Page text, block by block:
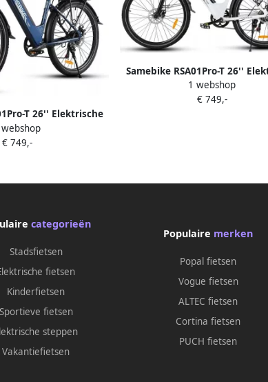
T 26'' Elektrische
90km Bereik 250W
o Dubbel Geveerd
€ 749,-
Samebike RSA01Pro-T 26''
Fiets – 36V 15Ah 90km Bereik
Motor 7-Speed Shi o Dubbel
1 webshop
€ 749,-
categorieën
Stadsfietsen
fietsen
Kinderfietsen
Sportieve fietsen
steppen
Vakantiefietsen
Populaire merken
Popal fietsen
Vogue fietsen
ALTEC fietsen
Cortina fietsen
PUCH fietsen